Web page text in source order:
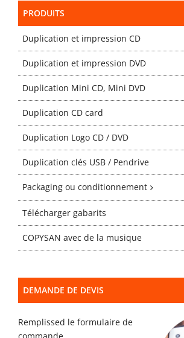
Packaging
Gabarits
Blog
contact
PRODUITS
Duplication et impression CD
Duplication et impression DVD
Duplication Mini CD, Mini DVD
Duplication CD card
Duplication Logo CD / DVD
Duplication clés USB / Pendrive
Packaging ou conditionnement
Télécharger gabarits
COPYSAN avec de la musique
DEMANDE DE DEVIS
Remplissed le formulaire de